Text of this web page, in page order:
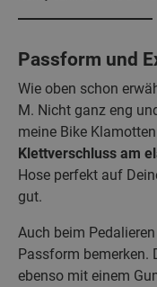
Passform und
Wie oben schon
M. Nicht ganz eng
meine Bike
Klettverschluss am
Hose perfekt auf
gut.
Auch beim
Passform bemerken.
ebenso mit einem